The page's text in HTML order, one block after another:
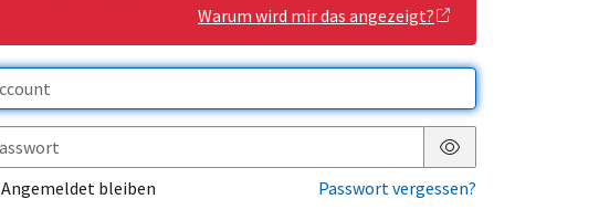
Warum wird mir das angezeigt?
Passwort anzeigen
Angemeldet bleiben
Passwort vergessen?